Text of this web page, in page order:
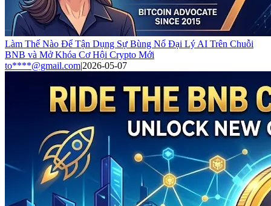
Làm Thế Nào Để Tận Dụng Sự Bùng Nổ Đại Lý AI Trên Chuỗi
BNB và Mở Khóa Cơ Hội Crypto Mới
to****@gmail.com|2026-05-07